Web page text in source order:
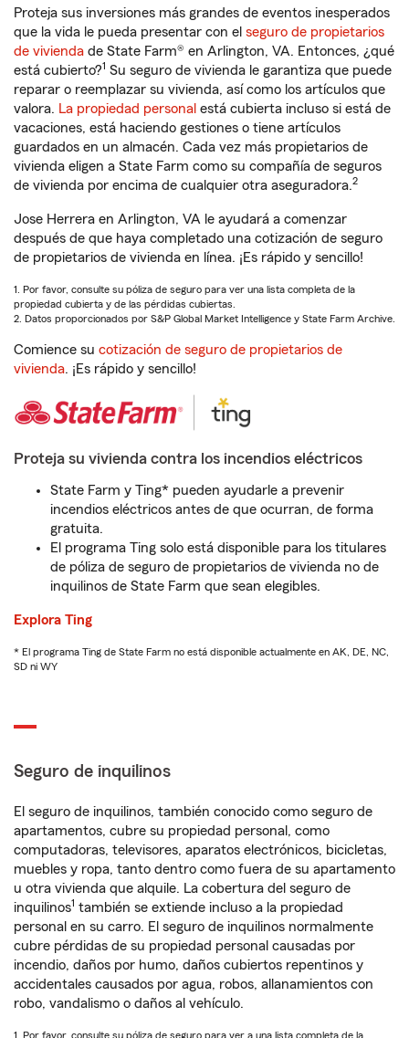
Proteja sus inversiones más grandes de eventos inesperados
que la vida le pueda presentar con el seguro de propietarios
de vivienda de State Farm® en Arlington, VA. Entonces, ¿qué
está cubierto?1 Su seguro de vivienda le garantiza que puede
reparar o reemplazar su vivienda, así como los artículos que
valora. La propiedad personal está cubierta incluso si está de
vacaciones, está haciendo gestiones o tiene artículos
guardados en un almacén. Cada vez más propietarios de
vivienda eligen a State Farm como su compañía de seguros
de vivienda por encima de cualquier otra aseguradora.2
Jose Herrera en Arlington, VA le ayudará a comenzar
después de que haya completado una cotización de seguro
de propietarios de vivienda en línea. ¡Es rápido y sencillo!
1. Por favor, consulte su póliza de seguro para ver una lista completa de la
propiedad cubierta y de las pérdidas cubiertas.
2. Datos proporcionados por S&P Global Market Intelligence y State Farm Archive.
Comience su cotización de seguro de propietarios de
vivienda. ¡Es rápido y sencillo!
Proteja su vivienda contra los incendios eléctricos
State Farm y Ting* pueden ayudarle a prevenir
incendios eléctricos antes de que ocurran, de forma
gratuita.
El programa Ting solo está disponible para los titulares
de póliza de seguro de propietarios de vivienda no de
inquilinos de State Farm que sean elegibles.
Explora Ting
* El programa Ting de State Farm no está disponible actualmente en AK, DE, NC,
SD ni WY
Seguro de inquilinos
El seguro de inquilinos, también conocido como seguro de
apartamentos, cubre su propiedad personal, como
computadoras, televisores, aparatos electrónicos, bicicletas,
muebles y ropa, tanto dentro como fuera de su apartamento
u otra vivienda que alquile. La cobertura del seguro de
inquilinos1 también se extiende incluso a la propiedad
personal en su carro. El seguro de inquilinos normalmente
cubre pérdidas de su propiedad personal causadas por
incendio, daños por humo, daños cubiertos repentinos y
accidentales causados por agua, robos, allanamientos con
robo, vandalismo o daños al vehículo.
1. Por favor, consulte su póliza de seguro para ver a una lista completa de la